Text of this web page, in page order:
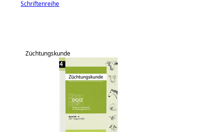
Schriftenreihe
Züchtungskunde